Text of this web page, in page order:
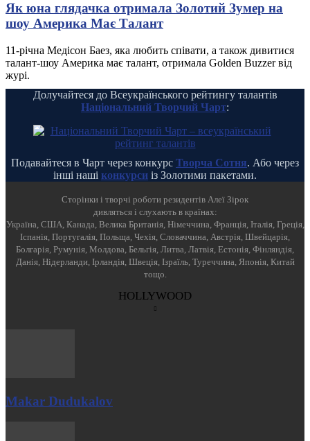
Як юна глядачка отримала Золотий Зумер на
шоу Америка Має Талант
11-річна Медісон Баез, яка любить співати, а також дивитися
талант-шоу Америка має талант, отримала Golden Buzzer від
журі.
Долучайтеся до Всеукраїнського рейтингу талантів
Національний Творчий Чарт:
Подавайтеся в Чарт через конкурс Творча Сотня. Або через
інші наші конкурси із Золотими пакетами.
Cторінки і творчі роботи резидентів Алеї Зірок
дивляться і слухають в країнах:
Україна, США, Канада, Велика Британія, Німеччина, Франція, Італія, Греція,
Іспанія, Португалія, Польща, Чехія, Словаччина, Австрія, Швейцарія,
Болгарія, Румунія, Молдова, Бельгія, Литва, Латвія, Естонія, Фінляндія,
Данія, Нідерланди, Ірландія, Швеція, Ізраїль, Туреччина, Японія, Китай
тощо.
HOLLYWOOD
Makar Dudukalov